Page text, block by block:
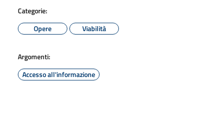
Categorie:
Opere
Viabilità
Argomenti:
Accesso all'informazione